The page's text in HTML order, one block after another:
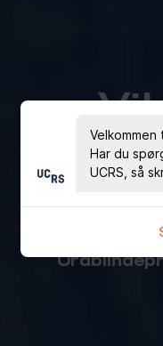
Velkommen
Har du
UCRS, så